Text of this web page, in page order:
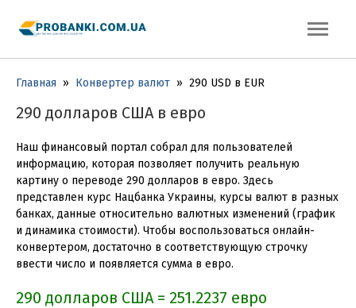
Главная » Конвертер валют » 290 USD в EUR
290 долларов США в евро
Наш финансовый портал собрал для пользователей
информацию, которая позволяет получить реальную
картину о переводе 290 долларов в евро. Здесь
представлен курс Нацбанка Украины, курсы валют в разных
банках, данные относительно валютных изменений (график
и динамика стоимости). Чтобы воспользоваться онлайн-
конвертером, достаточно в соответствующую строчку
ввести число и появляется сумма в евро.
290 долларов США = 251.2237 евро